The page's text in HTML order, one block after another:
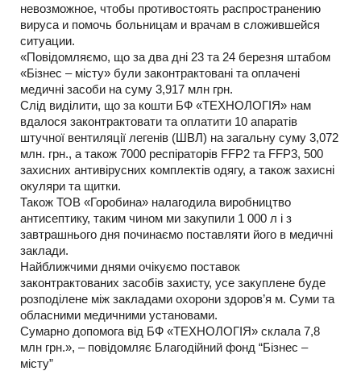
невозможное, чтобы противостоять распространению
вируса и помочь больницам и врачам в сложившейся
ситуации.
«Повідомляємо, що за два дні 23 та 24 березня штабом
«Бізнес – місту» були законтрактовані та оплачені
медичні засоби на суму 3,917 млн грн.
Слід виділити, що за кошти БФ «ТЕХНОЛОГІЯ» нам
вдалося законтрактовати та оплатити 10 апаратів
штучної вентиляції легенів (ШВЛ) на загальну суму 3,072
млн. грн., а також 7000 респіраторів FFP2 та FFP3, 500
захисних антивірусних комплектів одягу, а також захисні
окуляри та щитки.
Також ТОВ «Горобина» налагодила виробництво
антисептику, таким чином ми закупили 1 000 л і з
завтрашнього дня починаємо поставляти його в медичні
заклади.
Найближчими днями очікуємо поставок
законтрактованих засобів захисту, усе закуплене буде
розподілене між закладами охорони здоров’я м. Суми та
обласними медичними установами.
Сумарно допомога від БФ «ТЕХНОЛОГІЯ» склала 7,8
млн грн.», – повідомляє Благодійний фонд “Бізнес –
місту”